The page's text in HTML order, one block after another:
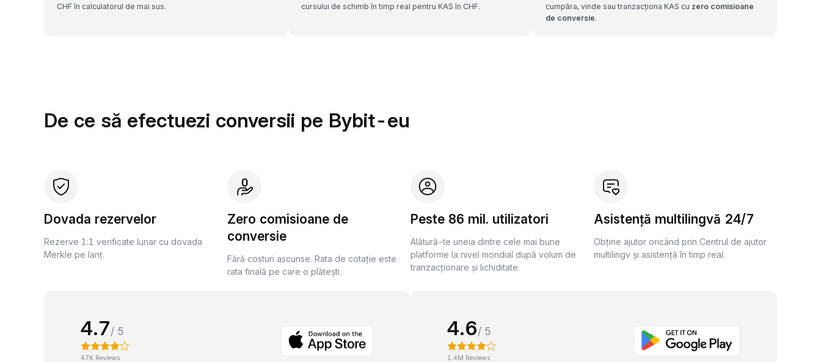
CHF în calculatorul de mai sus.
cursului de schimb în timp real pentru KAS în CHF.
cumpăra, vinde sau tranzacționa KAS cu zero comisioane
de conversie.
De ce să efectuezi conversii pe Bybit-eu
Dovada rezervelor
Rezerve 1:1 verificate lunar cu dovada
Merkle pe lanț.
Zero comisioane de
conversie
Fără costuri ascunse. Rata de cotație este
rata finală pe care o plătești.
Peste 86 mil. utilizatori
Alătură-te uneia dintre cele mai bune
platforme la nivel mondial după volum de
tranzacționare și lichiditate.
Asistență multilingvă 24/7
Obține ajutor oricând prin Centrul de ajutor
multilingv și asistență în timp real.
4.7/ 5
47K Reviews
4.6/ 5
1.4M Reviews